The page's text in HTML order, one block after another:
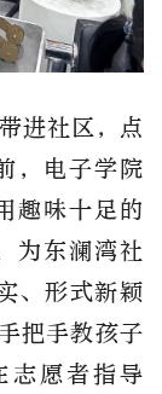
进社区，点
，电子学院
趣味十足的
为东澜湾社
、形式新颖
把手教孩子
志愿者指导